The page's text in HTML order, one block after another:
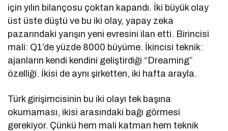
için yılın bilançosu çoktan kapandı. İki büyük olay
üst üste düştü ve bu iki olay, yapay zeka
pazarındaki yarışın yeni evresini ilan etti. Birincisi
mali: Q1’de yüzde 8000 büyüme. İkincisi teknik:
ajanların kendi kendini geliştirdiği “Dreaming”
özelliği. İkisi de aynı şirketten, iki hafta arayla.
Türk girişimcisinin bu iki olayı tek başına
okumaması, ikisi arasındaki bağı görmesi
gerekiyor. Çünkü hem mali katman hem teknik